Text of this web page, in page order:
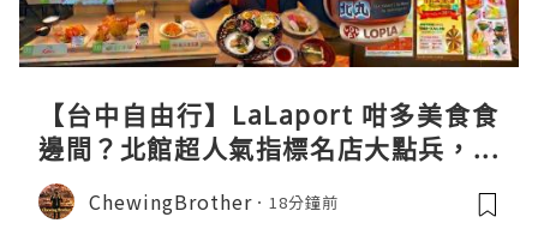
【台中自由行】LaLaport 咁多美食食
邊間？北館超人氣指標名店大點兵，深
度實測日本直送「北丸」職人料理與南
館 LOPIA 超市神級熟食區！
ChewingBrother 18分鐘前